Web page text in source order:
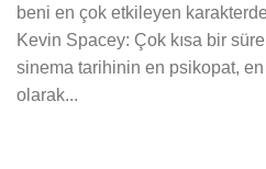
beni en çok etkileyen
Kevin Spacey: Çok kısa bir
sinema tarihinin en psikopat, en
olarak...